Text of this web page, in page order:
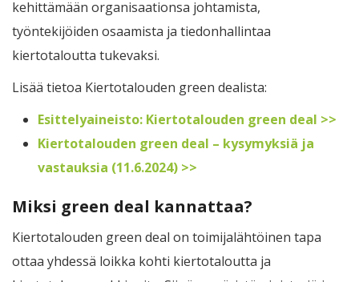
kehittämään organisaationsa johtamista,
työntekijöiden osaamista ja tiedonhallintaa
kiertotaloutta tukevaksi.
Lisää tietoa Kiertotalouden green dealista:
Esittelyaineisto: Kiertotalouden green deal >>
Kiertotalouden green deal – kysymyksiä ja
vastauksia (11.6.2024) >>
Miksi green deal kannattaa?
Kiertotalouden green deal on toimijalähtöinen tapa
ottaa yhdessä loikka kohti kiertotaloutta ja